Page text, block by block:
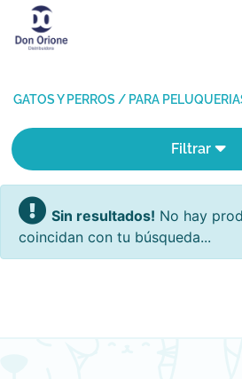
GATOS Y PERROS / PARA
Filtrar
Sin resultados! No hay
coincidan con tu búsqueda...